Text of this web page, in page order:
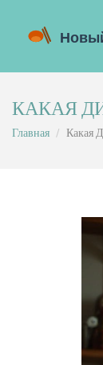
КАКАЯ
Главная Какая